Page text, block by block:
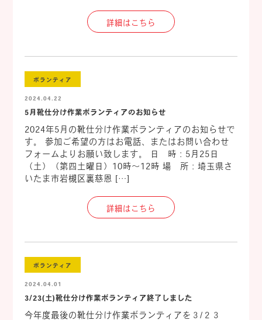
詳細はこちら
ボランティア
2024.04.22
5月靴仕分け作業ボランティアのお知らせ
2024年5月の靴仕分け作業ボランティアのお知らせで
す。 参加ご希望の方はお電話、またはお問い合わせ
フォームよりお願い致します。 日 時：5月25日
（土）（第四土曜日）10時～12時 場 所：埼玉県さ
いたま市岩槻区裏慈恩 […]
詳細はこちら
ボランティア
2024.04.01
3/23(土)靴仕分け作業ボランティア終了しました
今年度最後の靴仕分け作業ボランティアを３/２３